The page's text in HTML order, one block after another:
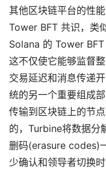
其他区块链平台的性
Tower BFT 共识，类
Solana 的 Tower BFT
这不仅使它能够监督
交易延迟和消息传递
统的另一个重要组成
传输到区块链上的节
的，Turbine将数据分
删码(erasure codes)
少确认和领导者切换